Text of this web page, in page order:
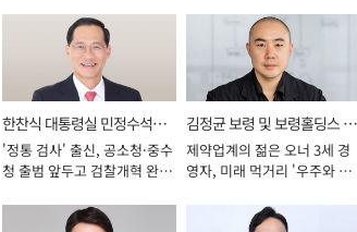
한찬식 대통령실 민정수석비
서관
'정통 검사' 출신, 공소청·중수
청 출범 앞두고 검찰개혁 완수
김정균 보령 및 보령홀딩스 대
표이사 사장
제약업계의 젊은 오너 3세 경
영자, 미래 먹거리 '우주와 헬